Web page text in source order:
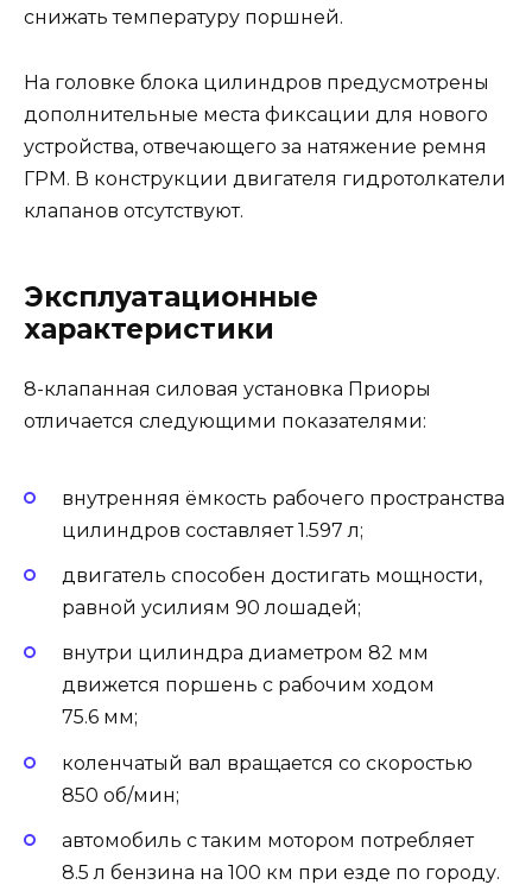
снижать температуру поршней.
На головке блока цилиндров предусмотрены
дополнительные места фиксации для нового
устройства, отвечающего за натяжение ремня
ГРМ. В конструкции двигателя гидротолкатели
клапанов отсутствуют.
Эксплуатационные
характеристики
8-клапанная силовая установка Приоры
отличается следующими показателями:
внутренняя ёмкость рабочего пространства
цилиндров составляет 1.597 л;
двигатель способен достигать мощности,
равной усилиям 90 лошадей;
внутри цилиндра диаметром 82 мм
движется поршень с рабочим ходом
75.6 мм;
коленчатый вал вращается со скоростью
850 об/мин;
автомобиль с таким мотором потребляет
8.5 л бензина на 100 км при езде по городу.